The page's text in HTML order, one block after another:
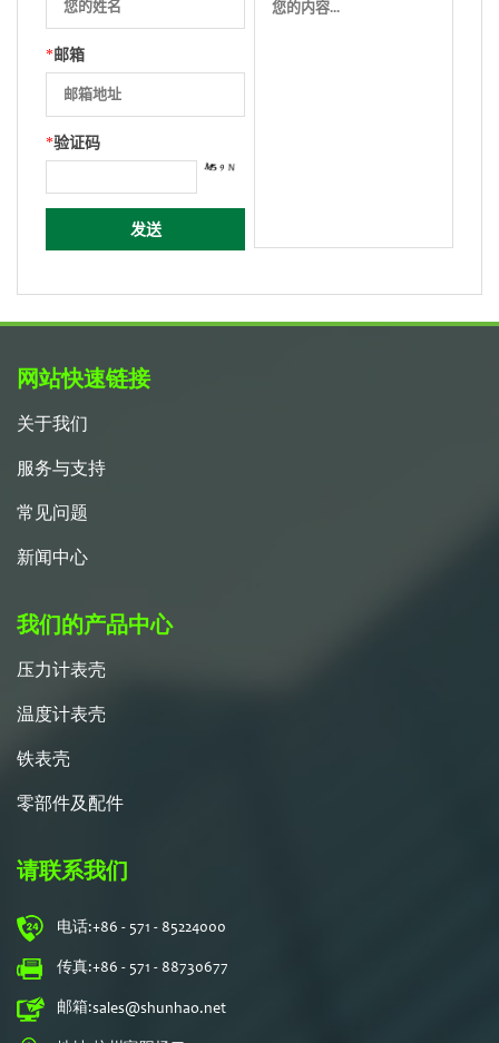
*邮箱
*验证码
网站快速链接
关于我们
服务与支持
常见问题
新闻中心
我们的产品中心
压力计表壳
温度计表壳
铁表壳
零部件及配件
请联系我们
电话:+86 - 571 - 85224000
传真:+86 - 571 - 88730677
邮箱:sales@shunhao.net